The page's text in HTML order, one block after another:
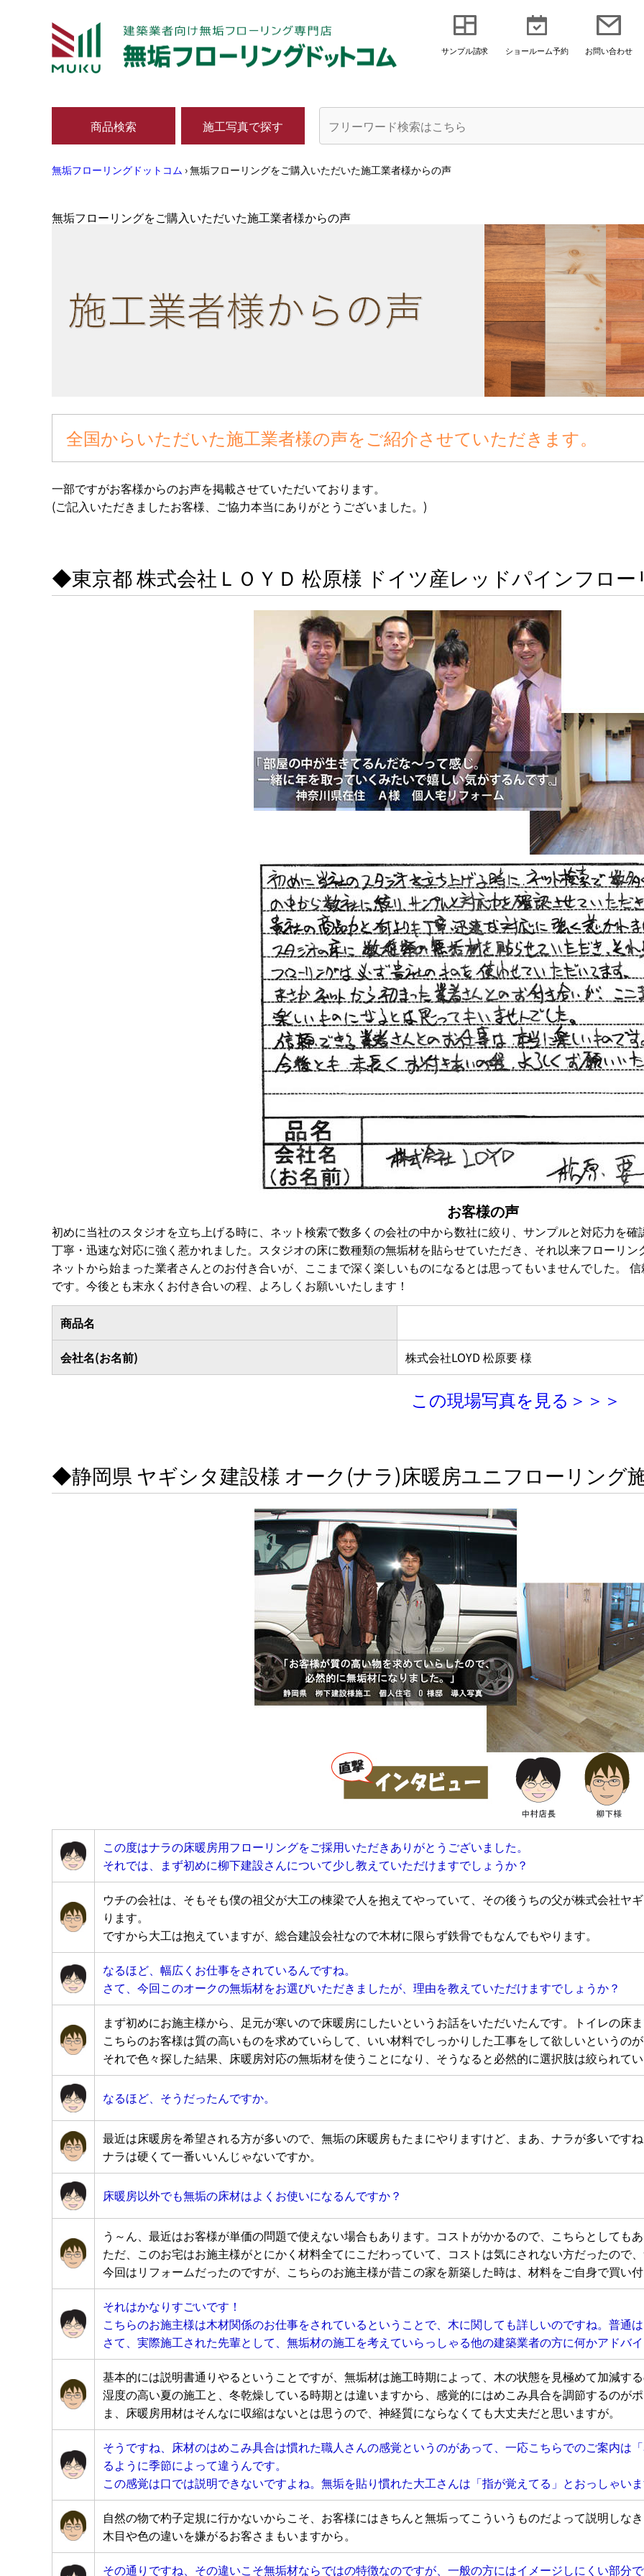
サンプル請求 ショールーム予約 お問い合わせ
商品検索 施工写真で探す
無垢フローリングドットコム ›無垢フローリングをご購入いただいた施工業者様からの声
無垢フローリングをご購入いただいた施工業者様からの声
全国からいただいた施工業者様の声をご紹介させていただきます。
一部ですがお客様からのお声を掲載させていただいております。
(ご記入いただきましたお客様、ご協力本当にありがとうございました。)
◆東京都 株式会社ＬＯＹＤ 松原様 ドイツ産レッドパインフロー
お客様の声
初めに当社のスタジオを立ち上げる時に、ネット検索で数多くの会社の中から数社に絞り、サンプルと対応力を
丁寧・迅速な対応に強く惹かれました。スタジオの床に数種類の無垢材を貼らせていただき、それ以来フローリ
ネットから始まった業者さんとのお付き合いが、ここまで深く楽しいものになるとは思ってもいませんでした。
です。今後とも末永くお付き合いの程、よろしくお願いいたします！
商品名
会社名(お名前)
株式会社LOYD 松原要 様
この現場写真を見る＞＞＞
◆静岡県 ヤギシタ建設様 オーク(ナラ)床暖房ユニフローリング
この度はナラの床暖房用フローリングをご採用いただきありがとうございました。
それでは、まず初めに柳下建設さんについて少し教えていただけますでしょうか？
ウチの会社は、そもそも僕の祖父が大工の棟梁で人を抱えてやっていて、その後うちの父が株式会社ヤ
ります。
ですから大工は抱えていますが、総合建設会社なので木材に限らず鉄骨でもなんでもやります。
なるほど、幅広くお仕事をされているんですね。
さて、今回このオークの無垢材をお選びいただきましたが、理由を教えていただけますでしょうか？
まず初めにお施主様から、足元が寒いので床暖房にしたいというお話をいただいたんです。トイレの床
こちらのお客様は質の高いものを求めていらして、いい材料でしっかりした工事をして欲しいというの
それで色々探した結果、床暖房対応の無垢材を使うことになり、そうなると必然的に選択肢は絞られて
なるほど、そうだったんですか。
最近は床暖房を希望される方が多いので、無垢の床暖房もたまにやりますけど、まあ、ナラが多いです
ナラは硬くて一番いいんじゃないですか。
床暖房以外でも無垢の床材はよくお使いになるんですか？
う～ん、最近はお客様が単価の問題で使えない場合もあります。コストがかかるので、こちらとしても
ただ、このお宅はお施主様がとにかく材料全てにこだわっていて、コストは気にされない方だったので
今回はリフォームだったのですが、こちらのお施主様が昔この家を新築した時は、材料をご自身で買い
それはかなりすごいです！
こちらのお施主様は木材関係のお仕事をされているということで、木に関しても詳しいのですね。普通
さて、実際施工された先輩として、無垢材の施工を考えていらっしゃる他の建築業者の方に何かアドバ
基本的には説明書通りやるということですが、無垢材は施工時期によって、木の状態を見極めて加減す
湿度の高い夏の施工と、冬乾燥している時期とは違いますから、感覚的にはめこみ具合を調節するのが
ま、床暖房用材はそんなに収縮はないとは思うので、神経質にならなくても大丈夫だと思いますが。
そうですね、床材のはめこみ具合は慣れた職人さんの感覚というのがあって、一応こちらでのご案内は
るように季節によって違うんです。
この感覚は口では説明できないですよね。無垢を貼り慣れた大工さんは「指が覚えてる」とおっしゃい
自然の物で杓子定規に行かないからこそ、お客様にはきちんと無垢ってこういうものだよって説明しな
木目や色の違いを嫌がるお客さまもいますから。
その通りですね、その違いこそ無垢材ならではの特徴なのですが、一般の方にはイメージしにくい部分